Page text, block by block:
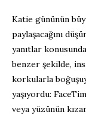
Katie gününün
paylaşacağını
yanıtlar
benzer şekilde,
korkularla
yaşıyordu:
veya yüzünün